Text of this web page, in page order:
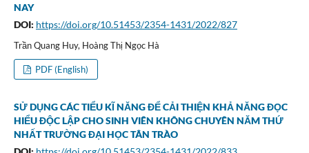
NAY
DOI: https://doi.org/10.51453/2354-1431/2022/827
Trần Quang Huy, Hoàng Thị Ngọc Hà
PDF (English)
SỬ DỤNG CÁC TIỂU KĨ NĂNG ĐỂ CẢI THIỆN KHẢ NĂNG ĐỌC
HIỂU ĐỘC LẬP CHO SINH VIÊN KHÔNG CHUYÊN NĂM THỨ
NHẤT TRƯỜNG ĐẠI HỌC TÂN TRÀO